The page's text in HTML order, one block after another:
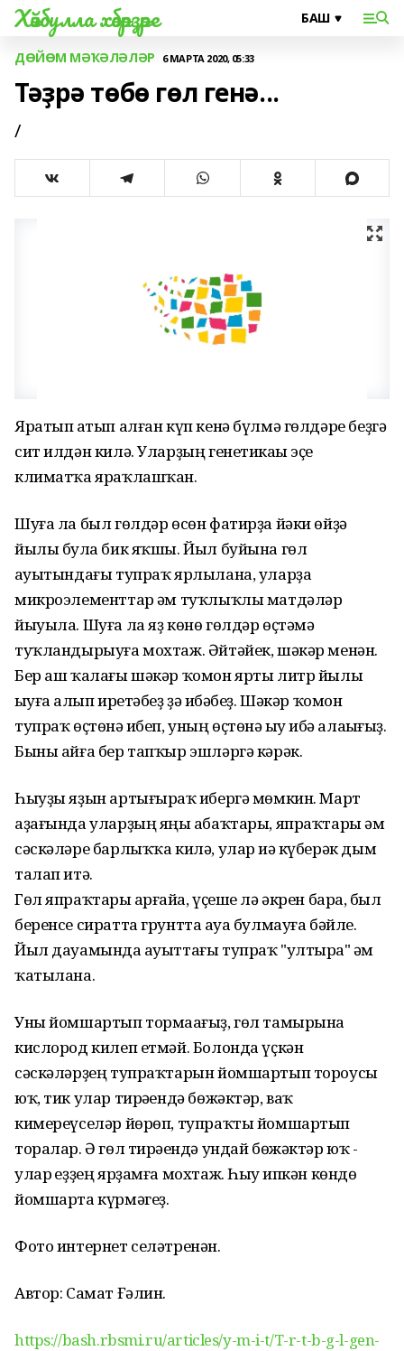
Хәйбулла хәбәрҙәре
ДӨЙӨМ МӘҠӘЛӘЛӘР 6 МАРТА 2020, 05:33
Тәҙрә төбө гөл генә...
/
Яратып һатып алған күп кенә бүлмә гөлдәре беҙгә
сит илдән килә. Уларҙың генетикаһы эҫе
климатҡа яраҡлашҡан.
Шуға ла был гөлдәр өсөн фатирҙа йәки өйҙә
йылы булһа бик яҡшы. Йыл буйына гөл
һауытындағы тупраҡ ярлылана, уларҙа
микроэлементтар һәм туҡлыҡлы матдәләр
йыуыла. Шуға ла яҙ көнө гөлдәр өҫтәмә
туҡландырыуға мохтаж. Әйтәйек, шәкәр менән.
Бер аш ҡалағы шәкәр ҡомон ярты литр йылы
һыуға һалып иретәбеҙ ҙә һибәбеҙ. Шәкәр ҡомон
тупраҡ өҫтөнә һибеп, уның өҫтөнә һыу һибә алаһығыҙ.
Быны айға бер тапҡыр эшләргә кәрәк.
Һыуҙы яҙын артығыраҡ һибергә мөмкин. Март
аҙағында уларҙың яңы һабаҡтары, япраҡтары һәм
сәскәләре барлыҡҡа килә, улар иһә күберәк дым
талап итә.
Гөл япраҡтары һарғайһа, үҫеше лә әкрен барһа, был
беренсе сиратта грунтта һауа булмауға бәйле.
Йыл дауамында һауыттағы тупраҡ "ултыра" һәм
ҡатылана.
Уны йомшартып тормаһағыҙ, гөл тамырына
кислород килеп етмәй. Болонда үҫкән
сәскәләрҙең тупраҡтарын йомшартып тороусы
юҡ, тик улар тирәһендә бөжәктәр, ваҡ
кимереүселәр йөрөп, тупраҡты йомшартып
торалар. Ә гөл тирәһендә ундай бөжәктәр юҡ -
улар һеҙҙең ярҙамға мохтаж. Һыу һипкән көндө
йомшарта күрмәгеҙ.
Фото интернет селәтренән.
Автор: Самат Ғәлин.
https://bash.rbsmi.ru/articles/y-m-i-t/T-r-t-b-g-l-gen-